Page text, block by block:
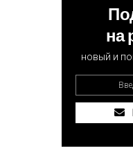
на
новый и